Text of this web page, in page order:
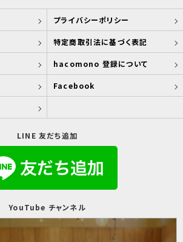
プライバシーポリシー
特定商取引法に基づく表記
hacomono 登録について
Facebook
LINE 友だち追加
YouTube チャンネル